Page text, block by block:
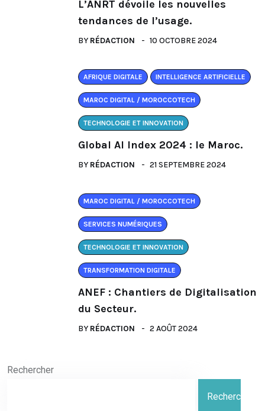
L’ANRT dévoile les nouvelles
tendances de l’usage.
BY RÉDACTION 10 OCTOBRE 2024
AFRIQUE DIGITALE INTELLIGENCE ARTIFICIELLE
MAROC DIGITAL / MOROCCOTECH
TECHNOLOGIE ET INNOVATION
Global AI Index 2024 : le Maroc.
BY RÉDACTION 21 SEPTEMBRE 2024
MAROC DIGITAL / MOROCCOTECH
SERVICES NUMÉRIQUES
TECHNOLOGIE ET INNOVATION
TRANSFORMATION DIGITALE
ANEF : Chantiers de Digitalisation
du Secteur.
BY RÉDACTION 2 AOÛT 2024
Rechercher
Rechercher